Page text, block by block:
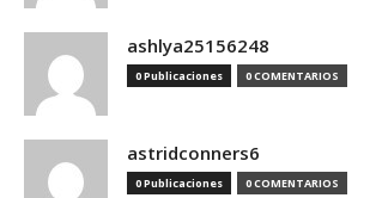
ashlya25156248
0 Publicaciones 0 COMENTARIOS
astridconners6
0 Publicaciones 0 COMENTARIOS